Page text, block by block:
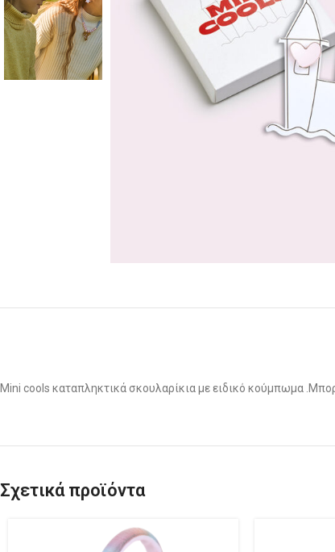
Mini cools καταπληκτικά σκουλαρίκια με ειδικό κούμπωμα
Σχετικά προϊόντα